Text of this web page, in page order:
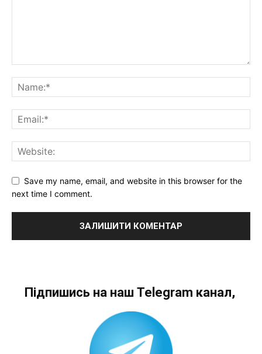
Save my name, email, and website in this browser for the
next time I comment.
Підпишись на наш Telegram канал,